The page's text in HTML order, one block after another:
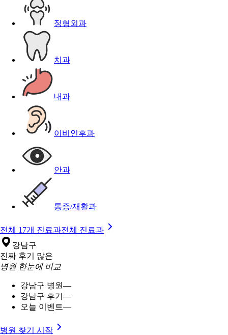
정형외과
치과
내과
이비인후과
안과
통증/재활과
전체 17개 진료과전체 진료과
강남구
진짜 후기 많은
병원 한눈에 비교
강남구 병원—
강남구 후기 —
오늘 이벤트—
병원 찾기 시작